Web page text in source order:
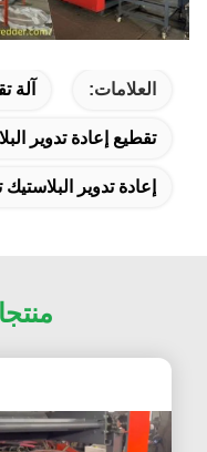
العلامات: آلة
تقطيع إعادة تدوير
إعادة تدوير